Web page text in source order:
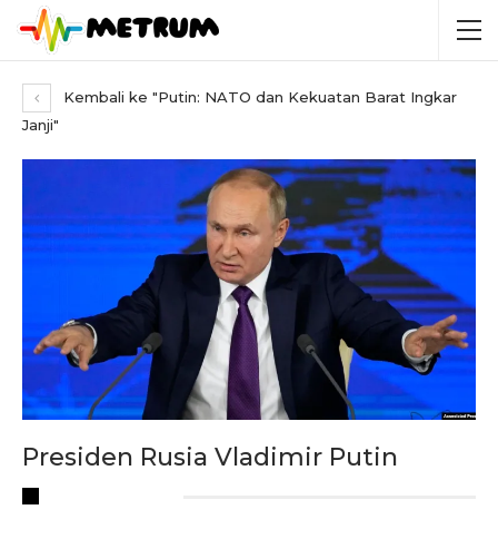
Kembali ke "Putin: NATO dan Kekuatan Barat Ingkar
Janji"
Presiden Rusia Vladimir Putin